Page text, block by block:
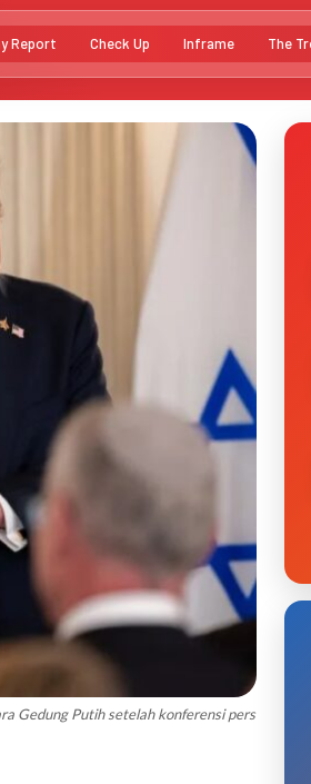
Report Check Up Inframe The
Gedung Putih setelah konferensi pers